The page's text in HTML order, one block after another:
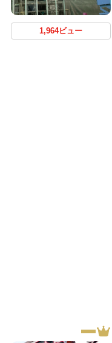
1,964ビュー